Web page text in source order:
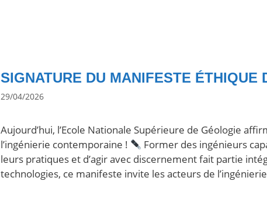
SIGNATURE DU MANIFESTE ÉTHIQUE
29/04/2026
Aujourd’hui, l’Ecole Nationale Supérieure de Géologie
l’ingénierie contemporaine !
Former des ingénieurs
leurs pratiques et d’agir avec discernement fait partie
technologies, ce manifeste invite les acteurs de